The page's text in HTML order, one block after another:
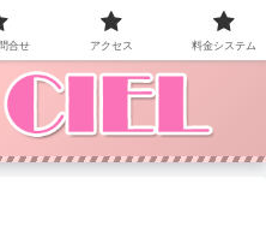
待ちしています。
合せ アクセス 料金システム